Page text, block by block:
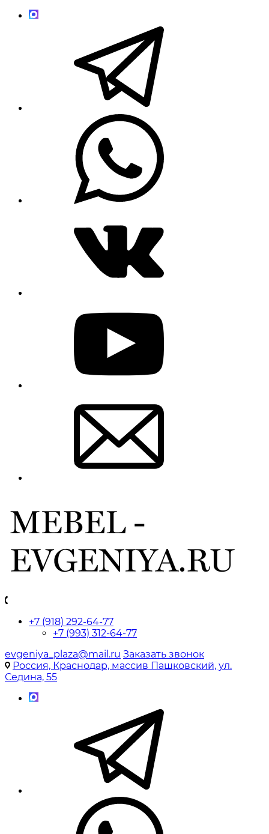
+7 (918) 292-64-77
+7 (993) 312-64-77
evgeniya_plaza@mail.ru Заказать звонок
Россия, Краснодар, массив Пашковский, ул.
Седина, 55